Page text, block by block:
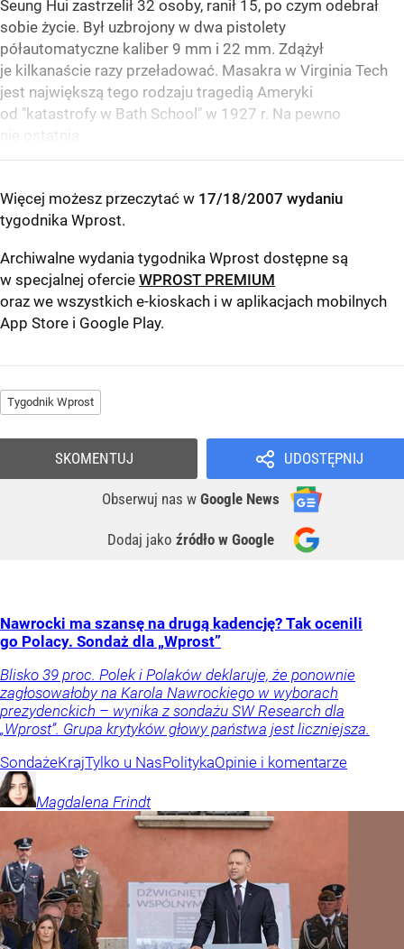
Seung Hui zastrzelił 32 osoby, ranił 15, po czym odebrał
sobie życie. Był uzbrojony w dwa pistolety
półautomatyczne kaliber 9 mm i 22 mm. Zdążył
je kilkanaście razy przeładować. Masakra w Virginia Tech
jest największą tego rodzaju tragedią Ameryki
od "katastrofy w Bath School" w 1927 r. Na pewno
nie ostatnią.
Więcej możesz przeczytać w 17/18/2007 wydaniu
tygodnika Wprost.
Archiwalne wydania tygodnika Wprost dostępne są
w specjalnej ofercie WPROST PREMIUM
oraz we wszystkich e-kioskach i w aplikacjach mobilnych
App Store i Google Play.
Tygodnik Wprost
UDOSTĘPNIJ
Obserwuj nas w Google News
Dodaj jako źródło w Google
SKOMENTUJ
Nawrocki ma szansę na drugą kadencję? Tak ocenili
go Polacy. Sondaż dla „Wprost”
Blisko 39 proc. Polek i Polaków deklaruje, że ponownie
zagłosowałoby na Karola Nawrockiego w wyborach
prezydenckich – wynika z sondażu SW Research dla
„Wprost”. Grupa krytyków głowy państwa jest liczniejsza.
SondażeKrajTylko u NasPolitykaOpinie i komentarze
Magdalena Frindt